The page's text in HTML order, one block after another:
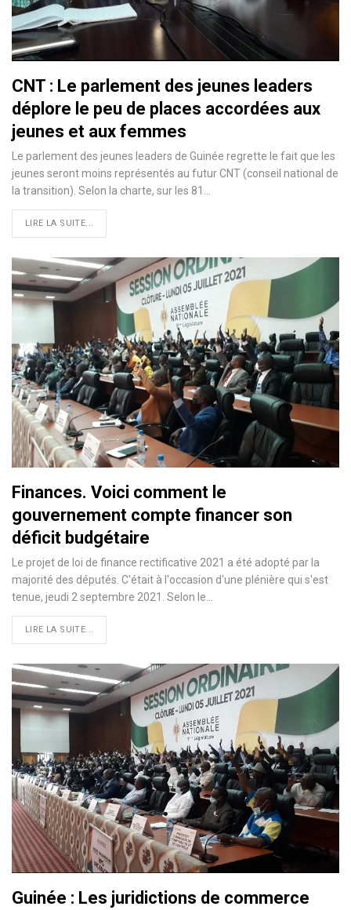
CNT : Le parlement des jeunes leaders
déplore le peu de places accordées aux
jeunes et aux femmes
Le parlement des jeunes leaders de Guinée regrette le fait que les
jeunes seront moins représentés au futur CNT (conseil national de
la transition). Selon la charte, sur les 81…
LIRE LA SUITE...
Finances. Voici comment le
gouvernement compte financer son
déficit budgétaire
Le projet de loi de finance rectificative 2021 a été adopté par la
majorité des députés. C'était à l'occasion d'une plénière qui s'est
tenue, jeudi 2 septembre 2021. Selon le…
LIRE LA SUITE...
Guinée : Les juridictions de commerce